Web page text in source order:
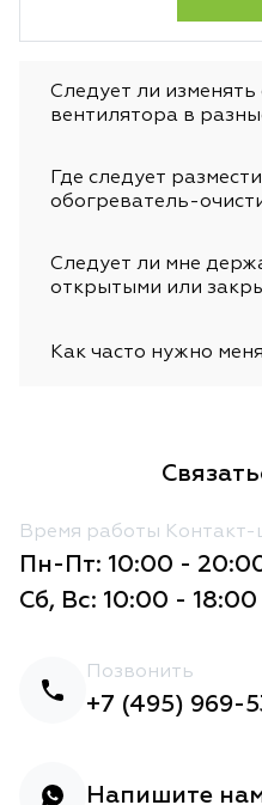
Следует ли
вентилятора в
Где следует
обогреватель-
Следует ли мне
открытыми или
Как часто нужно
Время работы Контакт-
Пн-Пт: 10:00 -
Сб, Вс: 10:00 - 18:00
Позвонить
+7 (495) 969-
Напишите